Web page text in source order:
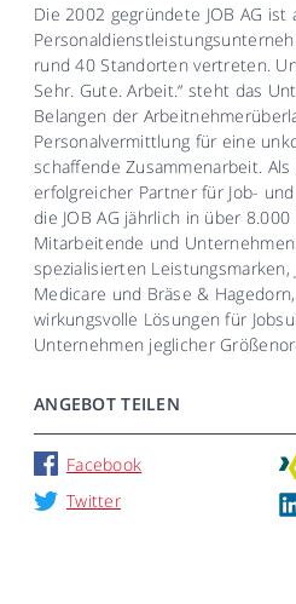
Die 2002 gegründete JOB AG ist
rund 40 Standorten vertreten.
Sehr. Gute. Arbeit.“ steht das
Belangen der
Personalvermittlung für eine
schaffende Zusammenarbeit.
erfolgreicher Partner für Job-
die JOB AG jährlich in über
Mitarbeitende und
spezialisierten Leistungsmarken,
Medicare und Bräse &
wirkungsvolle Lösungen für
Unternehmen jeglicher
ANGEBOT TEILEN
Facebook
Twitter